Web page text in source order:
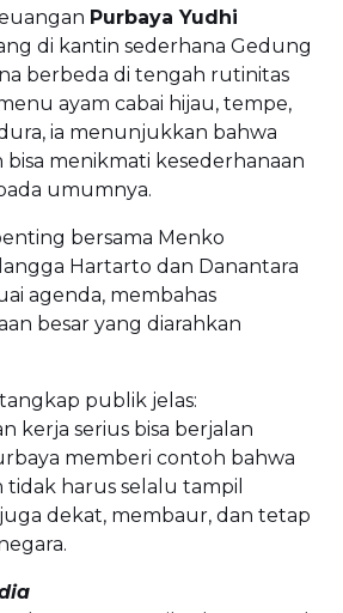
Purbaya Yudhi
di kantin sederhana Gedung
berbeda di tengah rutinitas
ayam cabai hijau, tempe,
ia menunjukkan bahwa
menikmati kesederhanaan
umumnya.
bersama Menko
Hartarto dan Danantara
agenda, membahas
besar yang diarahkan
publik jelas:
kerja serius bisa berjalan
memberi contoh bahwa
harus selalu tampil
dekat, membaur, dan tetap